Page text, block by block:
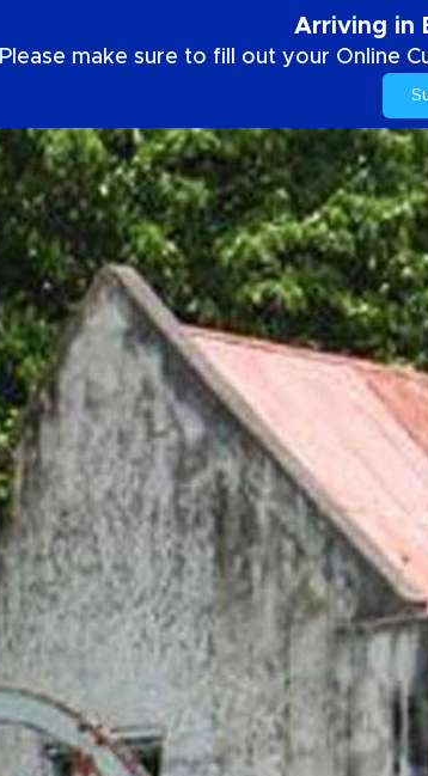
Arriving in
Please make sure to fill out your Online